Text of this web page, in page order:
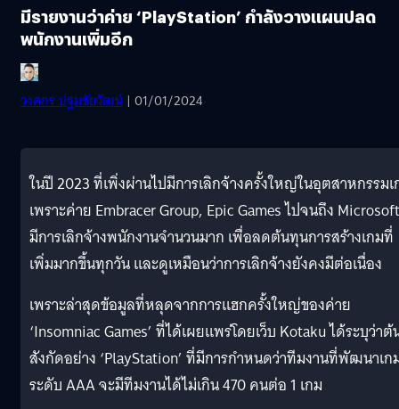
มีรายงานว่าค่าย ‘PlayStation’ กำลังวางแผนปลด
พนักงานเพิ่มอีก
วงศกร ปฐมชัยวัฒน์ | 01/01/2024
ในปี 2023 ที่เพิ่งผ่านไปมีการเลิกจ้างครั้งใหญ่ในอุตสาหกรรม
เพราะค่าย Embracer Group, Epic Games ไปจนถึง
มีการเลิกจ้างพนักงานจำนวนมาก เพื่อลดต้นทุนการสร้างเกมที่
เพิ่มมากขึ้นทุกวัน และดูเหมือนว่าการเลิกจ้างยังคงมีต่อเนื่อง
เพราะล่าสุดข้อมูลที่หลุดจากการแฮกครั้งใหญ่ของค่าย
‘Insomniac Games’ ที่ได้เผยแพร่โดยเว็บ Kotaku ได้ระบุว่าต้
สังกัดอย่าง ‘PlayStation’ ที่มีการกำหนดว่าทีมงานที่พัฒนาเก
ระดับ AAA จะมีทีมงานได้ไม่เกิน 470 คนต่อ 1 เกม